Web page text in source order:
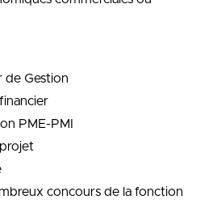
de Gestion
PME-PMI
concours de la fonction